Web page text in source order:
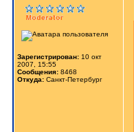
Зарегистрирован: 10 окт
2007, 15:55
Сообщения: 8468
Откуда: Санкт-Петербург